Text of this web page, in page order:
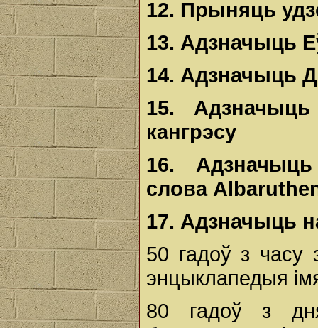
12. Прыняць
13. Адзначыць
14. Адзначыць
15.
кангрэсу
16.
слова
17. Адзначыць
50 гадоў з часу
энцыклапедыя
80 гадоў з